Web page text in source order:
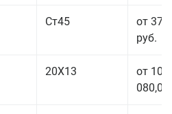
Ст45
от 37
руб.
20Х13
от 101
080,00